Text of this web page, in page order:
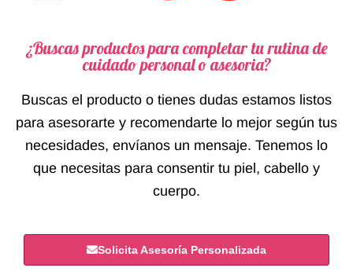
¿Buscas productos para completar tu rutina de
cuidado personal o asesoria?
Buscas el producto o tienes dudas estamos listos
para asesorarte y recomendarte lo mejor según tus
necesidades, envíanos un mensaje. Tenemos lo
que necesitas para consentir tu piel, cabello y
cuerpo.
Solicita Asesoría Personalizada